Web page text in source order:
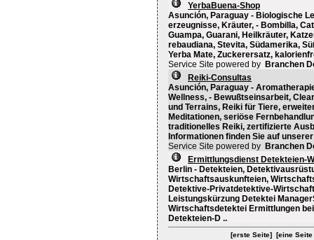
YerbaBuena-Shop
Asunción, Paraguay - Biologische
erzeugnisse, Kräuter, - Bombilla,
Guampa, Guarani, Heilkräuter,
rebaudiana, Stevita, Südamerika,
Yerba Mate, Zuckerersatz,
Service Site powered by Branchen
Reiki-Consultas
Asunción, Paraguay -
Wellness, - Bewußtseinsarbeit,
und Terrains, Reiki für Tiere,
Meditationen, seriöse
traditionelles Reiki, zertifizierte
Informationen finden Sie auf
Service Site powered by Branchen
Ermittlungsdienst Detekteien-
Berlin - Detekteien,
Wirtschaftsauskunfteien,
Detektive-Privatdetektive-
Leistungskürzung Detektei
Wirtschaftsdetektei Ermittlungen
Detekteien-D ..
[erste Seite] [eine